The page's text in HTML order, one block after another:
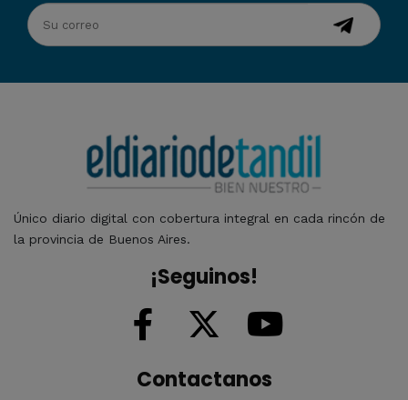
Único diario digital con cobertura integral en cada rincón de
la provincia de Buenos Aires.
¡Seguinos!
Contactanos